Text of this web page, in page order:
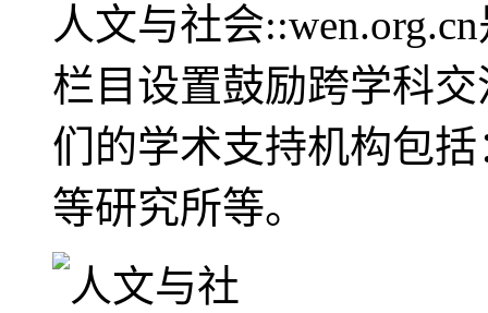
人文与社会
栏目设置鼓励跨学科
们的学术支持机构包
等研究所等。